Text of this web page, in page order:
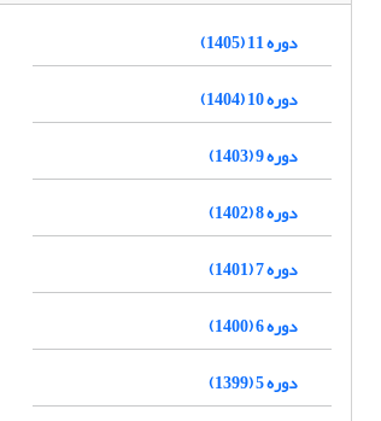
دوره 11 (1405)
دوره 10 (1404)
دوره 9 (1403)
دوره 8 (1402)
دوره 7 (1401)
دوره 6 (1400)
دوره 5 (1399)